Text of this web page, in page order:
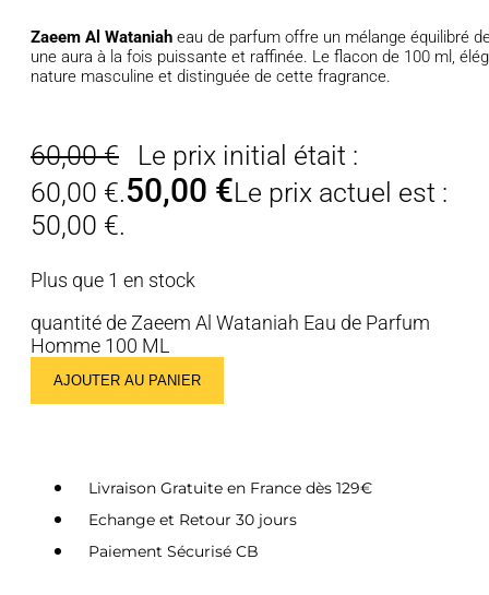
Zaeem Al Wataniah eau de parfum offre un mélange équilibré
une aura à la fois puissante et raffinée. Le flacon de 100 ml,
nature masculine et distinguée de cette fragrance.
60,00€
Le prix initial était :
60,00 €.50,00 €Le prix actuel est :
50,00 €.
Plus que 1 en stock
quantité de Zaeem Al Wataniah Eau de Parfum
Homme 100 ML
AJOUTER AU PANIER
Livraison Gratuite en France dès 129€
Echange et Retour 30 jours
Paiement Sécurisé CB